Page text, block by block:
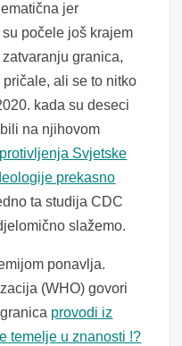
jer
počele još krajem
granica,
ali se to nitko
kada su deseci
na njihovom
Svjetske
prekasno
ta studija CDC
slažemo.
ponavlja.
(WHO) govori
provodi iz
temelje u znanosti !?